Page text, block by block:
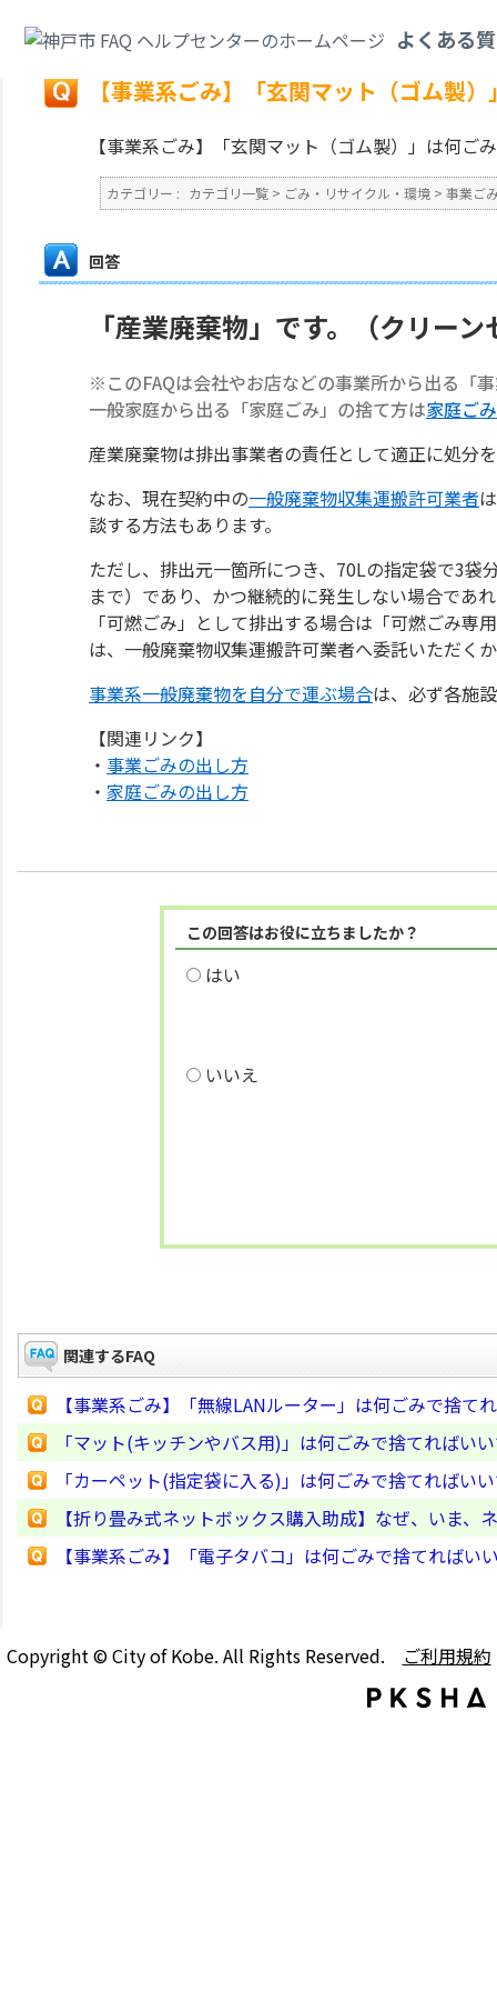
よくある
戻る
【事業系ごみ】「玄関マット（ゴム製
【事業系ごみ】「玄関マット（ゴム製）」は何ご
カテゴリー : カテゴリ一覧 > ごみ・リサイクル・環境 > 事業ご
回答
「産業廃棄物」です。（クリー
※このFAQは会社やお店などの事業所から出る「
一般家庭から出る「家庭ごみ」の捨て方は家庭ご
産業廃棄物は排出事業者の責任として適正に処分
なお、現在契約中の一般廃棄物収集運搬許可業者
談する方法もあります。
ただし、排出元一箇所につき、70Lの指定袋で3
まで）であり、かつ継続的に発生しない場合であ
「可燃ごみ」として排出する場合は「可燃ごみ
は、一般廃棄物収集運搬許可業者へ委託いただく
事業系一般廃棄物を自分で運ぶ場合は、必ず各施
【関連リンク】
・ 事業ごみの出し方
・ 家庭ごみの出し方
この回答はお役に立ちましたか？
はい
いいえ
関連するFAQ
【事業系ごみ】「無線LANルーター」は何ごみで捨て
「マット(キッチンやバス用)」は何ごみで捨てればい
「カーペット(指定袋に入る)」は何ごみで捨てればい
【折り畳み式ネットボックス購入助成】なぜ、いま
【事業系ごみ】「電子タバコ」は何ごみで捨てればい
Copyright © City of Kobe. All Rights Reserved. ご利用規約